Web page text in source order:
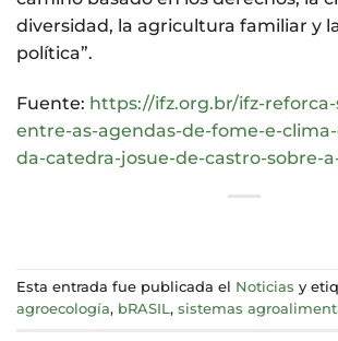
diversidad, la agricultura familiar y
política”.
Fuente: https://ifz.org.br/ifz-
entre-as-agendas-de-fome-e-
da-catedra-josue-de-castro-sobre-
Esta entrada fue publicada el Noticias y
agroecología, bRASIL, sistemas